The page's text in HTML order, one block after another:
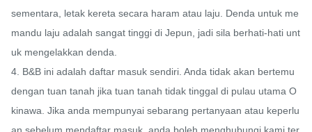
sementara, letak kereta secara haram atau laju. Denda untuk me
mandu laju adalah sangat tinggi di Jepun, jadi sila berhati-hati unt
uk mengelakkan denda.
4. B&B ini adalah daftar masuk sendiri. Anda tidak akan bertemu
dengan tuan tanah jika tuan tanah tidak tinggal di pulau utama O
kinawa. Jika anda mempunyai sebarang pertanyaan atau keperlu